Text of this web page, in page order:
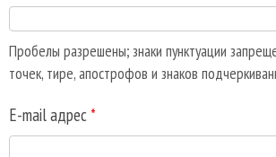
Пробелы разрешены; знаки пунктуации
точек, тире, апострофов и знаков
E-mail адрес *